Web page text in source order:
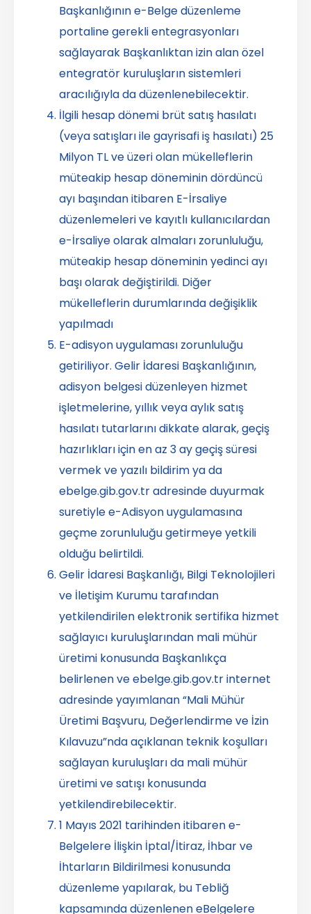
Başkanlığının e-Belge düzenleme
portaline gerekli entegrasyonları
sağlayarak Başkanlıktan izin alan özel
entegratör kuruluşların sistemleri
aracılığıyla da düzenlenebilecektir.
İlgili hesap dönemi brüt satış hasılatı
(veya satışları ile gayrisafi iş hasılatı) 25
Milyon TL ve üzeri olan mükelleflerin
müteakip hesap döneminin dördüncü
ayı başından itibaren E-İrsaliye
düzenlemeleri ve kayıtlı kullanıcılardan
e-İrsaliye olarak almaları zorunluluğu,
müteakip hesap döneminin yedinci ayı
başı olarak değiştirildi. Diğer
mükelleflerin durumlarında değişiklik
yapılmadı
E-adisyon uygulaması zorunluluğu
getiriliyor. Gelir İdaresi Başkanlığının,
adisyon belgesi düzenleyen hizmet
işletmelerine, yıllık veya aylık satış
hasılatı tutarlarını dikkate alarak, geçiş
hazırlıkları için en az 3 ay geçiş süresi
vermek ve yazılı bildirim ya da
ebelge.gib.gov.tr adresinde duyurmak
suretiyle e-Adisyon uygulamasına
geçme zorunluluğu getirmeye yetkili
olduğu belirtildi.
Gelir İdaresi Başkanlığı, Bilgi Teknolojileri
ve İletişim Kurumu tarafından
yetkilendirilen elektronik sertifika hizmet
sağlayıcı kuruluşlarından mali mühür
üretimi konusunda Başkanlıkça
belirlenen ve ebelge.gib.gov.tr internet
adresinde yayımlanan “Mali Mühür
Üretimi Başvuru, Değerlendirme ve İzin
Kılavuzu”nda açıklanan teknik koşulları
sağlayan kuruluşları da mali mühür
üretimi ve satışı konusunda
yetkilendirebilecektir.
1 Mayıs 2021 tarihinden itibaren e-
Belgelere İlişkin İptal/İtiraz, İhbar ve
İhtarların Bildirilmesi konusunda
düzenleme yapılarak, bu Tebliğ
kapsamında düzenlenen eBelgelere